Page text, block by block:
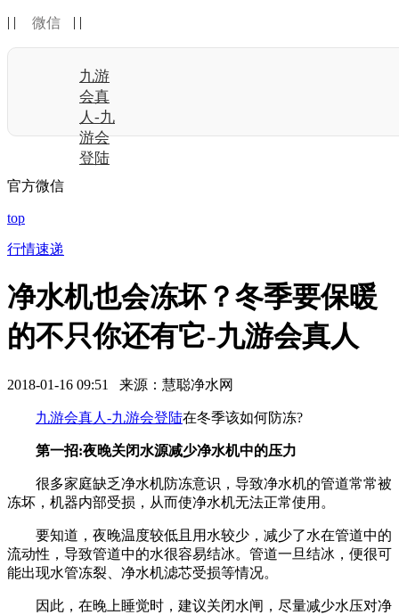
| | 微信 | |
九游
会真
人-九
游会
登陆
官方微信
top
行情速递
净水机也会冻坏？冬季要保暖
的不只你还有它-九游会真人
2018-01-16 09:51 来源：慧聪净水网
九游会真人-九游会登陆在冬季该如何防冻?
第一招:夜晚关闭水源减少净水机中的压力
很多家庭缺乏净水机防冻意识，导致净水机的管道常常被
冻坏，机器内部受损，从而使净水机无法正常使用。
要知道，夜晚温度较低且用水较少，减少了水在管道中的
流动性，导致管道中的水很容易结冰。管道一旦结冰，便很可
能出现水管冻裂、净水机滤芯受损等情况。
因此，在晚上睡觉时，建议关闭水闸，尽量减少水压对净